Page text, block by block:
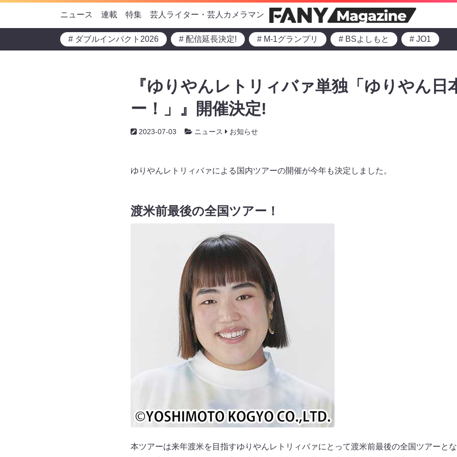
ニュース 連載 特集 芸人ライター・芸人カメラマン
# ダブルインパクト2026 # 配信延長決定! # M-1グランプリ # BSよしもと # JO1
『ゆりやんレトリィバァ単独「ゆりやん日
ー！」』開催決定!
2023-07-03 ニュース お知らせ
ゆりやんレトリィバァによる国内ツアーの開催が今年も決定しました。
渡米前最後の全国ツアー！
本ツアーは来年渡米を目指すゆりやんレトリィバァにとって渡米前最後の全国ツアーと